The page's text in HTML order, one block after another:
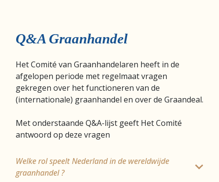
Q&A Graanhandel
Het Comité van Graanhandelaren heeft in de
afgelopen periode met regelmaat vragen
gekregen over het functioneren van de
(internationale) graanhandel en over de Graandeal.
Met onderstaande Q&A-lijst geeft Het Comité
antwoord op deze vragen
Welke rol speelt Nederland in de wereldwijde
graanhandel ?